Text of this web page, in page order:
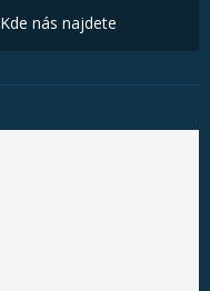
Kde nás najdete